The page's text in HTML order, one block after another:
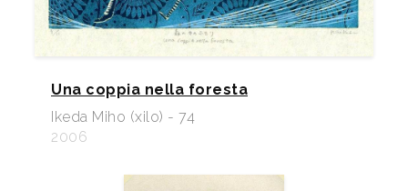
Una coppia nella foresta
Ikeda Miho (xilo) - 74
2006